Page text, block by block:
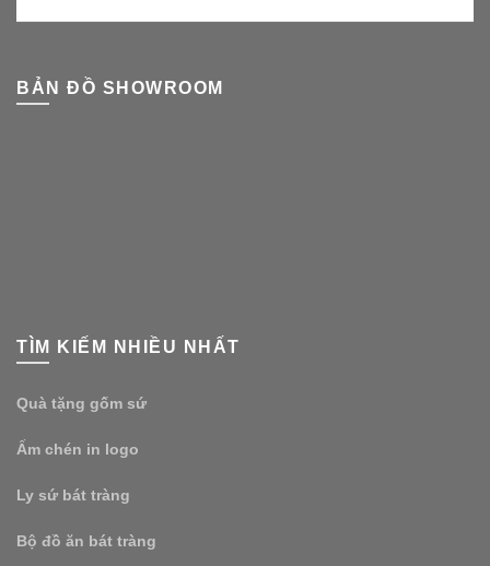
BẢN ĐỒ SHOWROOM
TÌM KIẾM NHIỀU NHẤT
Quà tặng gốm sứ
Ấm chén in logo
Ly sứ bát tràng
Bộ đồ ăn bát tràng